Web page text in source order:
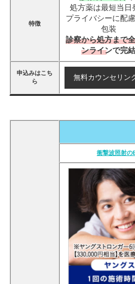
特徴
処方薬は最短当日
プライバシーに配
包装
診察から処方まで
ンラインで完結
申込みはこち
ら
無料カウンセリン
衝撃波照射の